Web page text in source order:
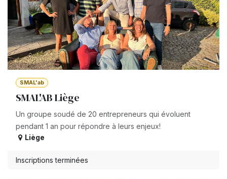
SMAL'ab
SMAL'AB Liège
Un groupe soudé de 20 entrepreneurs qui évoluent
pendant 1 an pour répondre à leurs enjeux!
Liège
Inscriptions terminées